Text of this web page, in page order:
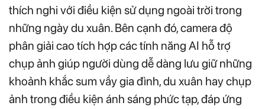
thích nghi với điều kiện sử dụng ngoài trời trong
những ngày du xuân. Bên cạnh đó, camera độ
phân giải cao tích hợp các tính năng AI hỗ trợ
chụp ảnh giúp người dùng dễ dàng lưu giữ những
khoảnh khắc sum vầy gia đình, du xuân hay chụp
ảnh trong điều kiện ánh sáng phức tạp, đáp ứng